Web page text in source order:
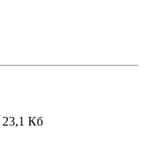
23,1 Кб